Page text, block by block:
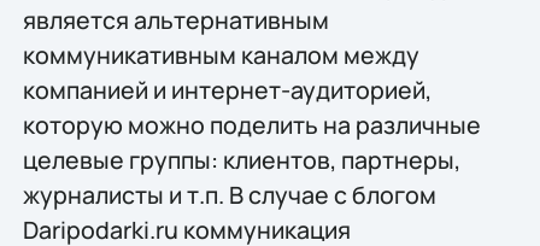
является альтернативным
коммуникативным каналом между
компанией и интернет-аудиторией,
которую можно поделить на различные
целевые группы: клиентов, партнеры,
журналисты и т.п. В случае с блогом
Daripodarki.ru коммуникация